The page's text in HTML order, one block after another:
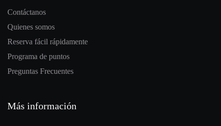
Contáctanos
Quienes somos
Reserva fácil rápidamente
Programa de puntos
Preguntas Frecuentes
Más información